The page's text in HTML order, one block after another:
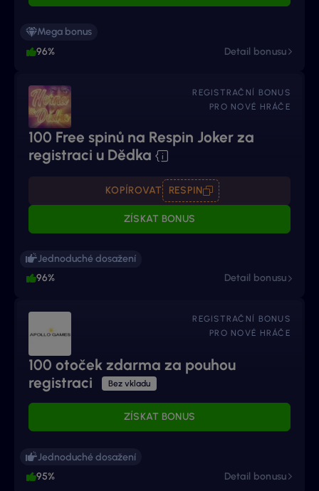
Mega bonus
96%
Detail bonusu
REGISTRAČNÍ BONUS
PRO NOVÉ HRÁČE
100 Free spinů na Respin Joker za
registraci u Dědka
KOPÍROVAT RESPIN
ZÍSKAT BONUS
Jednoduché dosažení
96%
Detail bonusu
REGISTRAČNÍ BONUS
PRO NOVÉ HRÁČE
100 otoček zdarma za pouhou
registraci
Bez vkladu
ZÍSKAT BONUS
Jednoduché dosažení
95%
Detail bonusu